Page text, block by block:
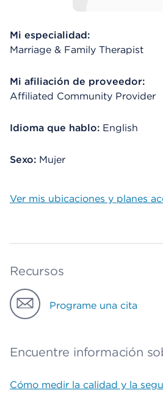
Mi especialidad:
Marriage & Family Therapist
Mi afiliación de proveedor:
Affiliated Community Provider
Idioma que hablo: English
Sexo: Mujer
Ver mis ubicaciones y planes
Recursos
Programe una cita
Encuentre información
Cómo medir la calidad y la